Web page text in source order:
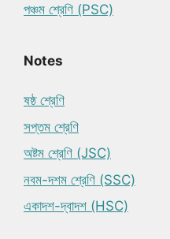
পঞ্চম শ্রেণি (PSC)
Notes
ষষ্ঠ শ্রেণি
সপ্তম শ্রেণি
অষ্টম শ্রেণি (JSC)
নবম-দশম শ্রেণি (SSC)
একাদশ-দ্বাদশ (HSC)